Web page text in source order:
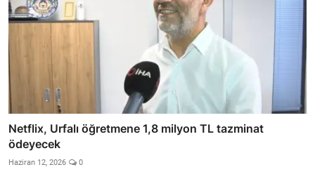
Netflix, Urfalı öğretmene 1,8 milyon TL tazminat
ödeyecek
Haziran 12, 2026 0